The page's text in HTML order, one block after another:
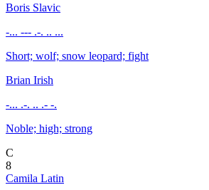
Boris Slavic
-... --- .-. .. ...
Short; wolf; snow leopard; fight
Brian Irish
-... .-. .. .- -.
Noble; high; strong
C
8
Camila Latin